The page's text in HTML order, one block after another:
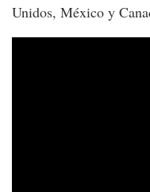
Unidos, México y